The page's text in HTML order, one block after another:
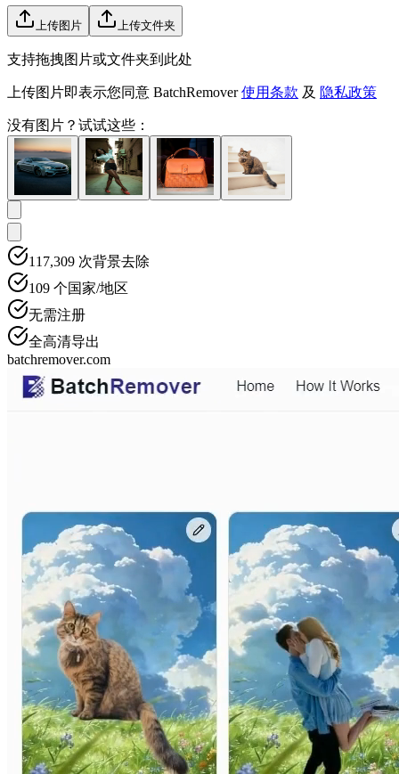
上传图片 上传文件夹
支持拖拽图片或文件夹到此处
上传图片即表示您同意 BatchRemover 使用条款 及 隐私政策
没有图片？ 试试这些：
117,309 次背景去除
109 个国家/地区
无需注册
全高清导出
batchremover.com